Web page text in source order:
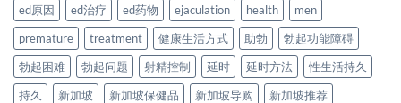
ed原因 ed治疗 ed药物 ejaculation health
men
premature
treatment 健康生活方式 助勃
勃起功能障碍
勃起困难
勃起问题 射精控制 延时 延时方法
性生活持久
持久
新加坡 新加坡保健品 新加坡导购
新加坡推荐